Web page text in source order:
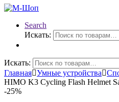
Search
Искать:
Искать:
Главная Умные устройства
HIMO K3 Cycling Flash Helmet
-25%